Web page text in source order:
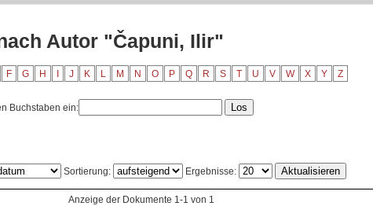
Autor "Čapuni, Ilir"
F G H J K L M N O P Q R S T U V W X Y Z
Buchstaben ein:
Sortierung: Ergebnisse:
Anzeige der Dokumente 1-1 von 1